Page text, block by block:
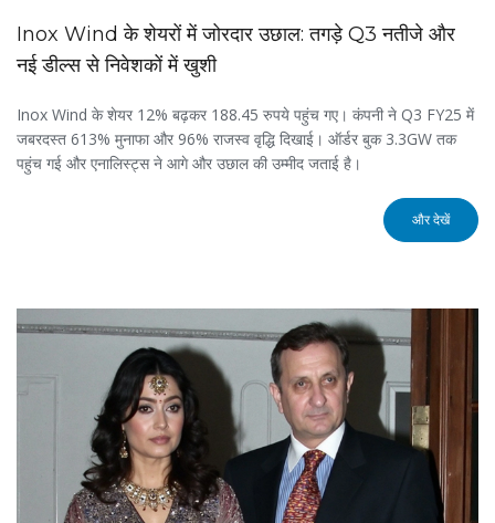
Inox Wind के शेयरों में जोरदार उछाल: तगड़े Q3 नतीजे और
नई डील्स से निवेशकों में खुशी
Inox Wind के शेयर 12% बढ़कर 188.45 रुपये पहुंच गए। कंपनी ने Q3 FY25 में
जबरदस्त 613% मुनाफा और 96% राजस्व वृद्धि दिखाई। ऑर्डर बुक 3.3GW तक
पहुंच गई और एनालिस्ट्स ने आगे और उछाल की उम्मीद जताई है।
और देखें